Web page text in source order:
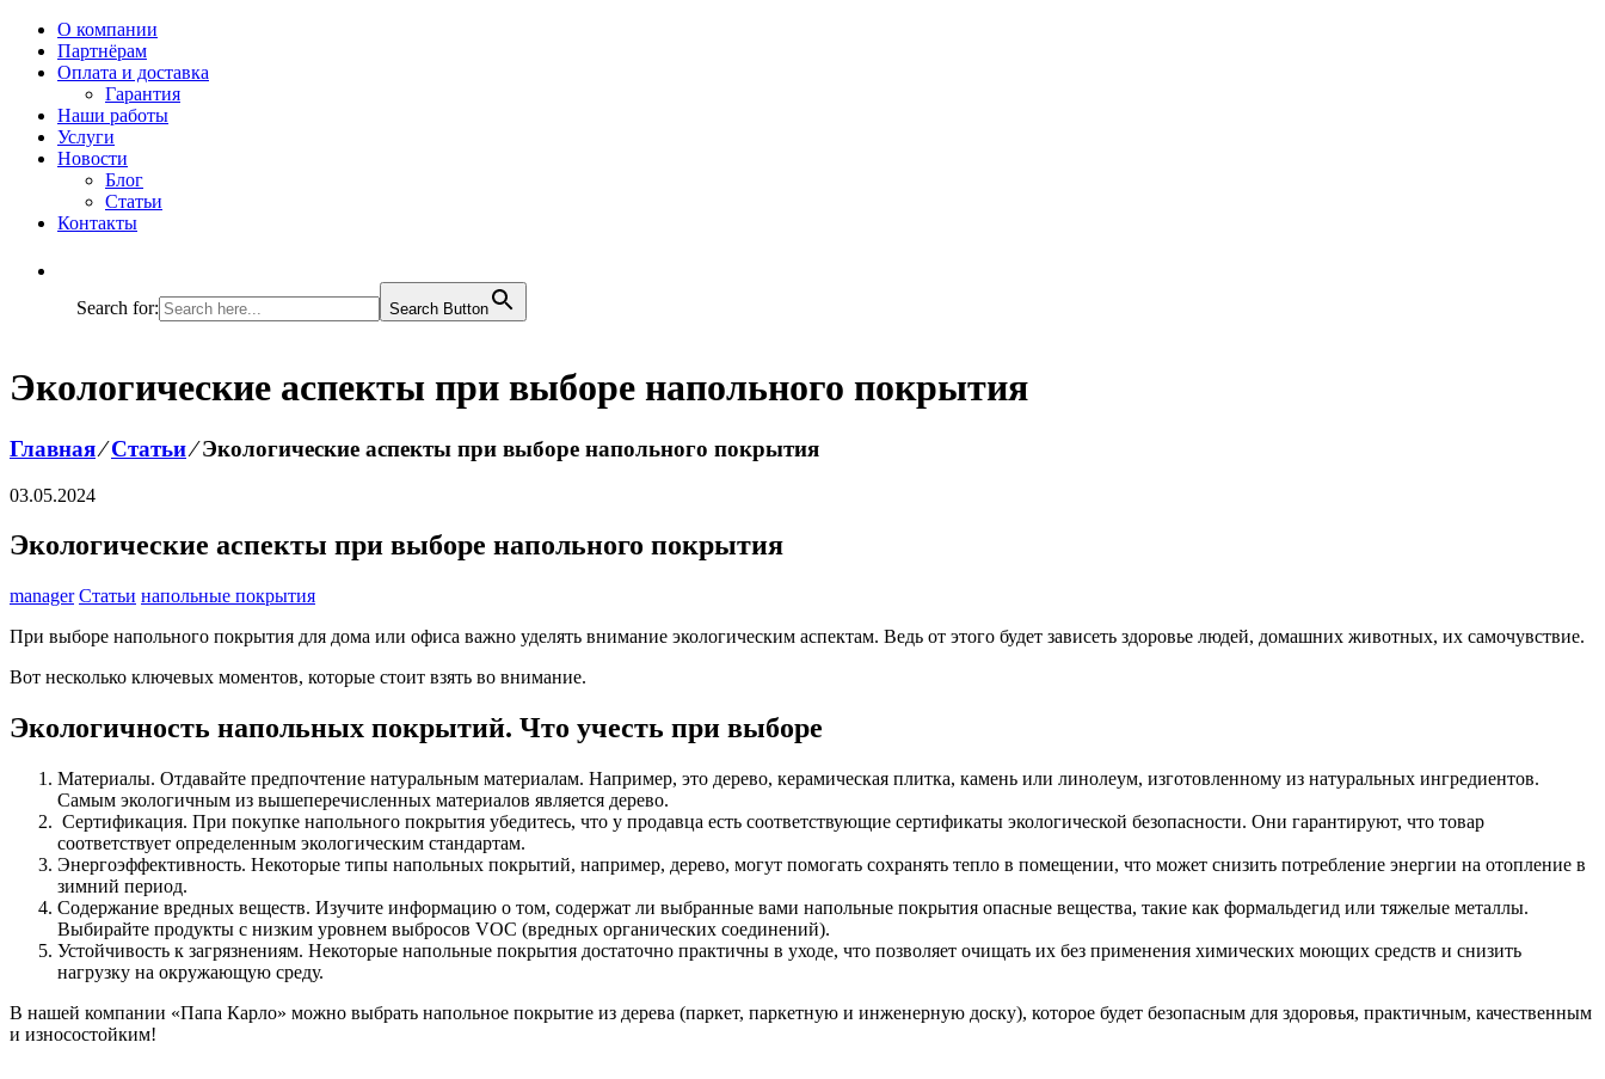
О компании
Партнёрам
Оплата и доставка
Гарантия
Наши работы
Услуги
Новости
Блог
Статьи
Контакты
Search for: Search Button
Экологические аспекты при выборе напольного покрытия
Главная⁄Статьи⁄Экологические аспекты при выборе напольного покрытия
03.05.2024
Экологические аспекты при выборе напольного покрытия
manager Статьи напольные покрытия
При выборе напольного покрытия для дома или офиса важно уделять внимание экологическим аспектам. Ведь от этого будет зависеть здоровье людей, домашних животных, их самочувствие.
Вот несколько ключевых моментов, которые стоит взять во внимание.
Экологичность напольных покрытий. Что учесть при выборе
Материалы. Отдавайте предпочтение натуральным материалам. Например, это дерево, керамическая плитка, камень или линолеум, изготовленному из натуральных ингредиентов.
Самым экологичным из вышеперечисленных материалов является дерево.
Сертификация. При покупке напольного покрытия убедитесь, что у продавца есть соответствующие сертификаты экологической безопасности. Они гарантируют, что товар
соответствует определенным экологическим стандартам.
Энергоэффективность. Некоторые типы напольных покрытий, например, дерево, могут помогать сохранять тепло в помещении, что может снизить потребление энергии на отопление в
зимний период.
Содержание вредных веществ. Изучите информацию о том, содержат ли выбранные вами напольные покрытия опасные вещества, такие как формальдегид или тяжелые металлы.
Выбирайте продукты с низким уровнем выбросов VOC (вредных органических соединений).
Устойчивость к загрязнениям. Некоторые напольные покрытия достаточно практичны в уходе, что позволяет очищать их без применения химических моющих средств и снизить
нагрузку на окружающую среду.
В нашей компании «Папа Карло» можно выбрать напольное покрытие из дерева (паркет, паркетную и инженерную доску), которое будет безопасным для здоровья, практичным, качественным
и износостойким!